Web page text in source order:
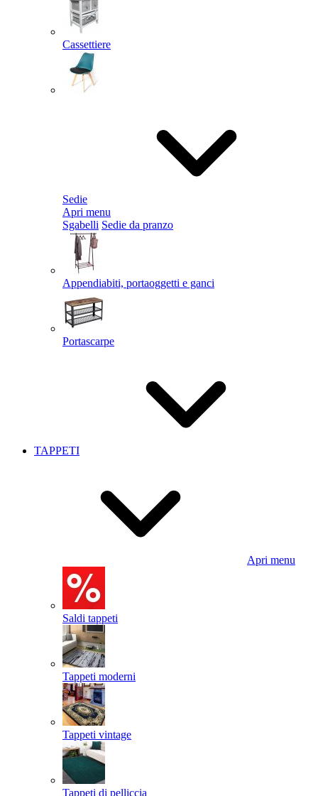
Cassettiere
Sedie
Apri menu
Sgabelli Sedie da pranzo
Appendiabiti, portaoggetti e ganci
Portascarpe
TAPPETI
Apri menu
Saldi tappeti
Tappeti moderni
Tappeti vintage
Tappeti di pelliccia